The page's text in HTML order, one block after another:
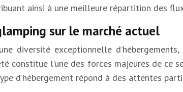
ainsi à une meilleure répartition des
sur le marché actuel
diversité exceptionnelle
constitue l’une des forces majeures de
d’hébergement répond à des attentes